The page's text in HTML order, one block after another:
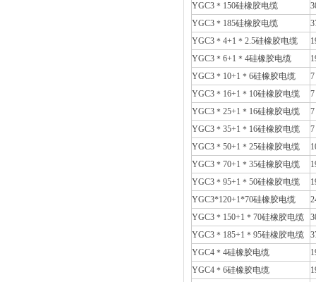
YGC3＊150硅橡胶电缆
YGC3＊185硅橡胶电缆
YGC3＊4+1＊2.5硅橡胶电缆
YGC3＊6+1＊4硅橡胶电缆
YGC3＊10+1＊6硅橡胶电缆
YGC3＊16+1＊10硅橡胶电缆
YGC3＊25+1＊16硅橡胶电缆
YGC3＊35+1＊16硅橡胶电缆
YGC3＊50+1＊25硅橡胶电缆
YGC3＊70+1＊35硅橡胶电缆
YGC3＊95+1＊50硅橡胶电缆
YGC3*120+1*70硅橡胶电缆
YGC3＊150+1＊70硅橡胶电缆
YGC3＊185+1＊95硅橡胶电缆
YGC4＊4硅橡胶电缆
YGC4＊6硅橡胶电缆